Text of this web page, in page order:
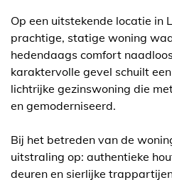
Op een uitstekende locatie in
prachtige, statige woning
hedendaags comfort
karaktervolle gevel schuilt
lichtrijke gezinswoning die
en gemoderniseerd.
Bij het betreden van de
uitstraling op: authentieke
deuren en sierlijke